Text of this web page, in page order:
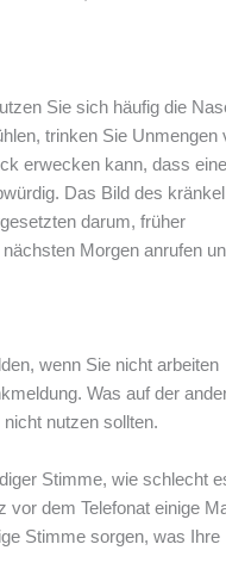
Sie sich häufig die
trinken Sie Unmengen
erwecken kann, dass eine
Das Bild des
darum, früher
Morgen anrufen
wenn Sie nicht arbeiten
Was auf der
nutzen sollten.
Stimme, wie schlecht
vor dem Telefonat einige
Stimme sorgen, was Ihre